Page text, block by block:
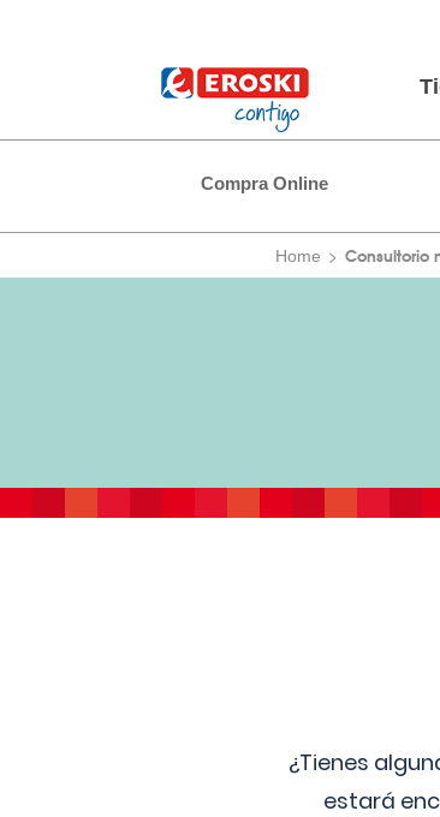
Compra Online
Home Consultorio
¿Tienes
estará